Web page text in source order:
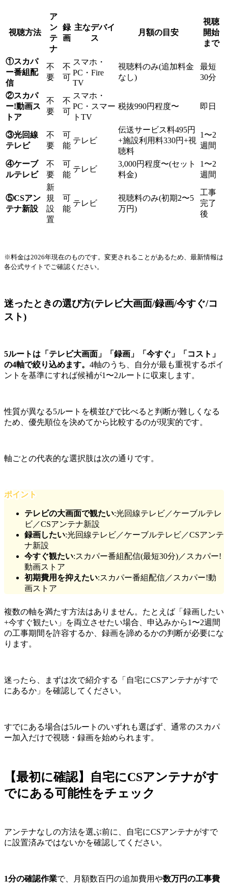
視聴方法
ア
ン
テ
ナ
録
画
主なデバイ
ス
月額の目安
視聴
開始
まで
①スカパ
ー番組配
信
不
要
不
可
スマホ・
PC・Fire
TV
視聴料のみ(追加料金
なし)
最短
30分
②スカパ
ー!動画ス
トア
不
要
不
可
スマホ・
PC・スマー
トTV
税抜990円程度〜 即日
③光回線
テレビ
不
要
可
能
テレビ
伝送サービス料495円
+施設利用料330円+視
聴料
1〜2
週間
④ケーブ
ルテレビ
不
要
可
能
テレビ
3,000円程度〜(セット
料金)
1〜2
週間
⑤CSアン
テナ新設
新
規
設
置
可
能
テレビ
視聴料のみ(初期2〜5
万円)
工事
完了
後
※料金は2026年現在のものです。変更されることがあるため、最新情報は
各公式サイトでご確認ください。
迷ったときの選び方(テレビ大画面/録画/今すぐ/コ
スト)
5ルートは「テレビ大画面」「録画」「今すぐ」「コスト」
の4軸で絞り込めます。 4軸のうち、自分が最も重視するポイ
ントを基準にすれば候補が1〜2ルートに収束します。
性質が異なる5ルートを横並びで比べると判断が難しくなる
ため、優先順位を決めてから比較するのが現実的です。
軸ごとの代表的な選択肢は次の通りです。
ポイント
テレビの大画面で観たい:光回線テレビ／ケーブルテレ
ビ／CSアンテナ新設
録画したい:光回線テレビ／ケーブルテレビ／CSアンテ
ナ新設
今すぐ観たい:スカパー番組配信(最短30分)／スカパー!
動画ストア
初期費用を抑えたい:スカパー番組配信／スカパー!動
画ストア
複数の軸を満たす方法はありません。たとえば「録画したい
+今すぐ観たい」を両立させたい場合、申込みから1〜2週間
の工事期間を許容するか、録画を諦めるかの判断が必要にな
ります。
迷ったら、まずは次で紹介する「自宅にCSアンテナがすで
にあるか」を確認してください。
すでにある場合は5ルートのいずれも選ばず、通常のスカパ
ー加入だけで視聴・録画を始められます。
【最初に確認】自宅にCSアンテナがす
でにある可能性をチェック
アンテナなしの方法を選ぶ前に、自宅にCSアンテナがすで
に設置済みではないかを確認してください。
1分の確認作業で、月額数百円の追加費用や数万円の工事費